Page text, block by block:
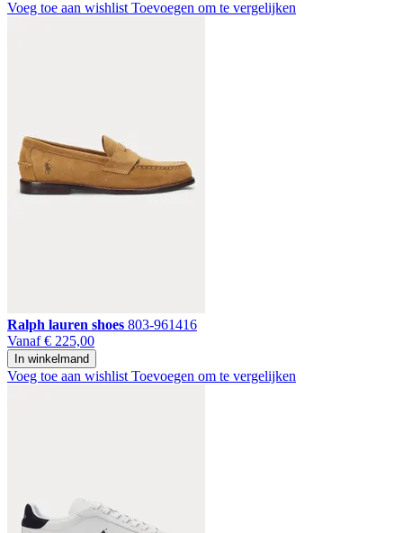
Voeg toe aan wishlist Toevoegen om te vergelijken
Ralph lauren shoes 803-961416
Vanaf € 225,00
In winkelmand
Voeg toe aan wishlist Toevoegen om te vergelijken